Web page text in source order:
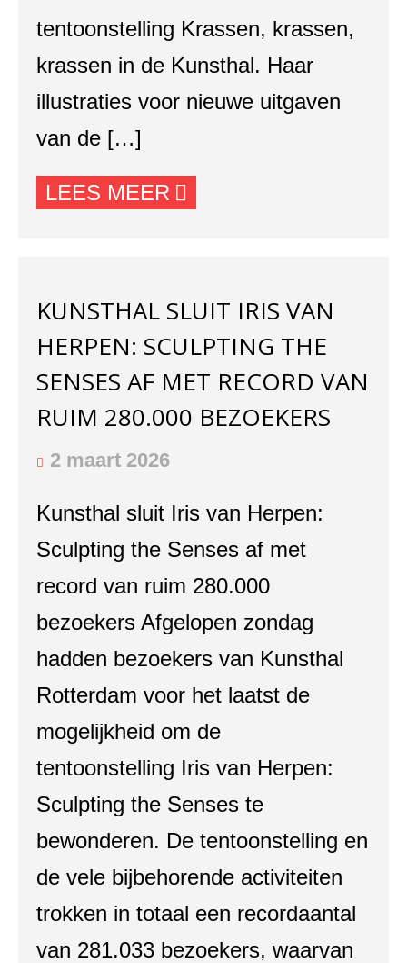
tentoonstelling Krassen, krassen,
krassen in de Kunsthal. Haar
illustraties voor nieuwe uitgaven
van de […]
LEES MEER
KUNSTHAL SLUIT IRIS VAN
HERPEN: SCULPTING THE
SENSES AF MET RECORD VAN
RUIM 280.000 BEZOEKERS
2 maart 2026
Kunsthal sluit Iris van Herpen:
Sculpting the Senses af met
record van ruim 280.000
bezoekers Afgelopen zondag
hadden bezoekers van Kunsthal
Rotterdam voor het laatst de
mogelijkheid om de
tentoonstelling Iris van Herpen:
Sculpting the Senses te
bewonderen. De tentoonstelling en
de vele bijbehorende activiteiten
trokken in totaal een recordaantal
van 281.033 bezoekers, waarvan